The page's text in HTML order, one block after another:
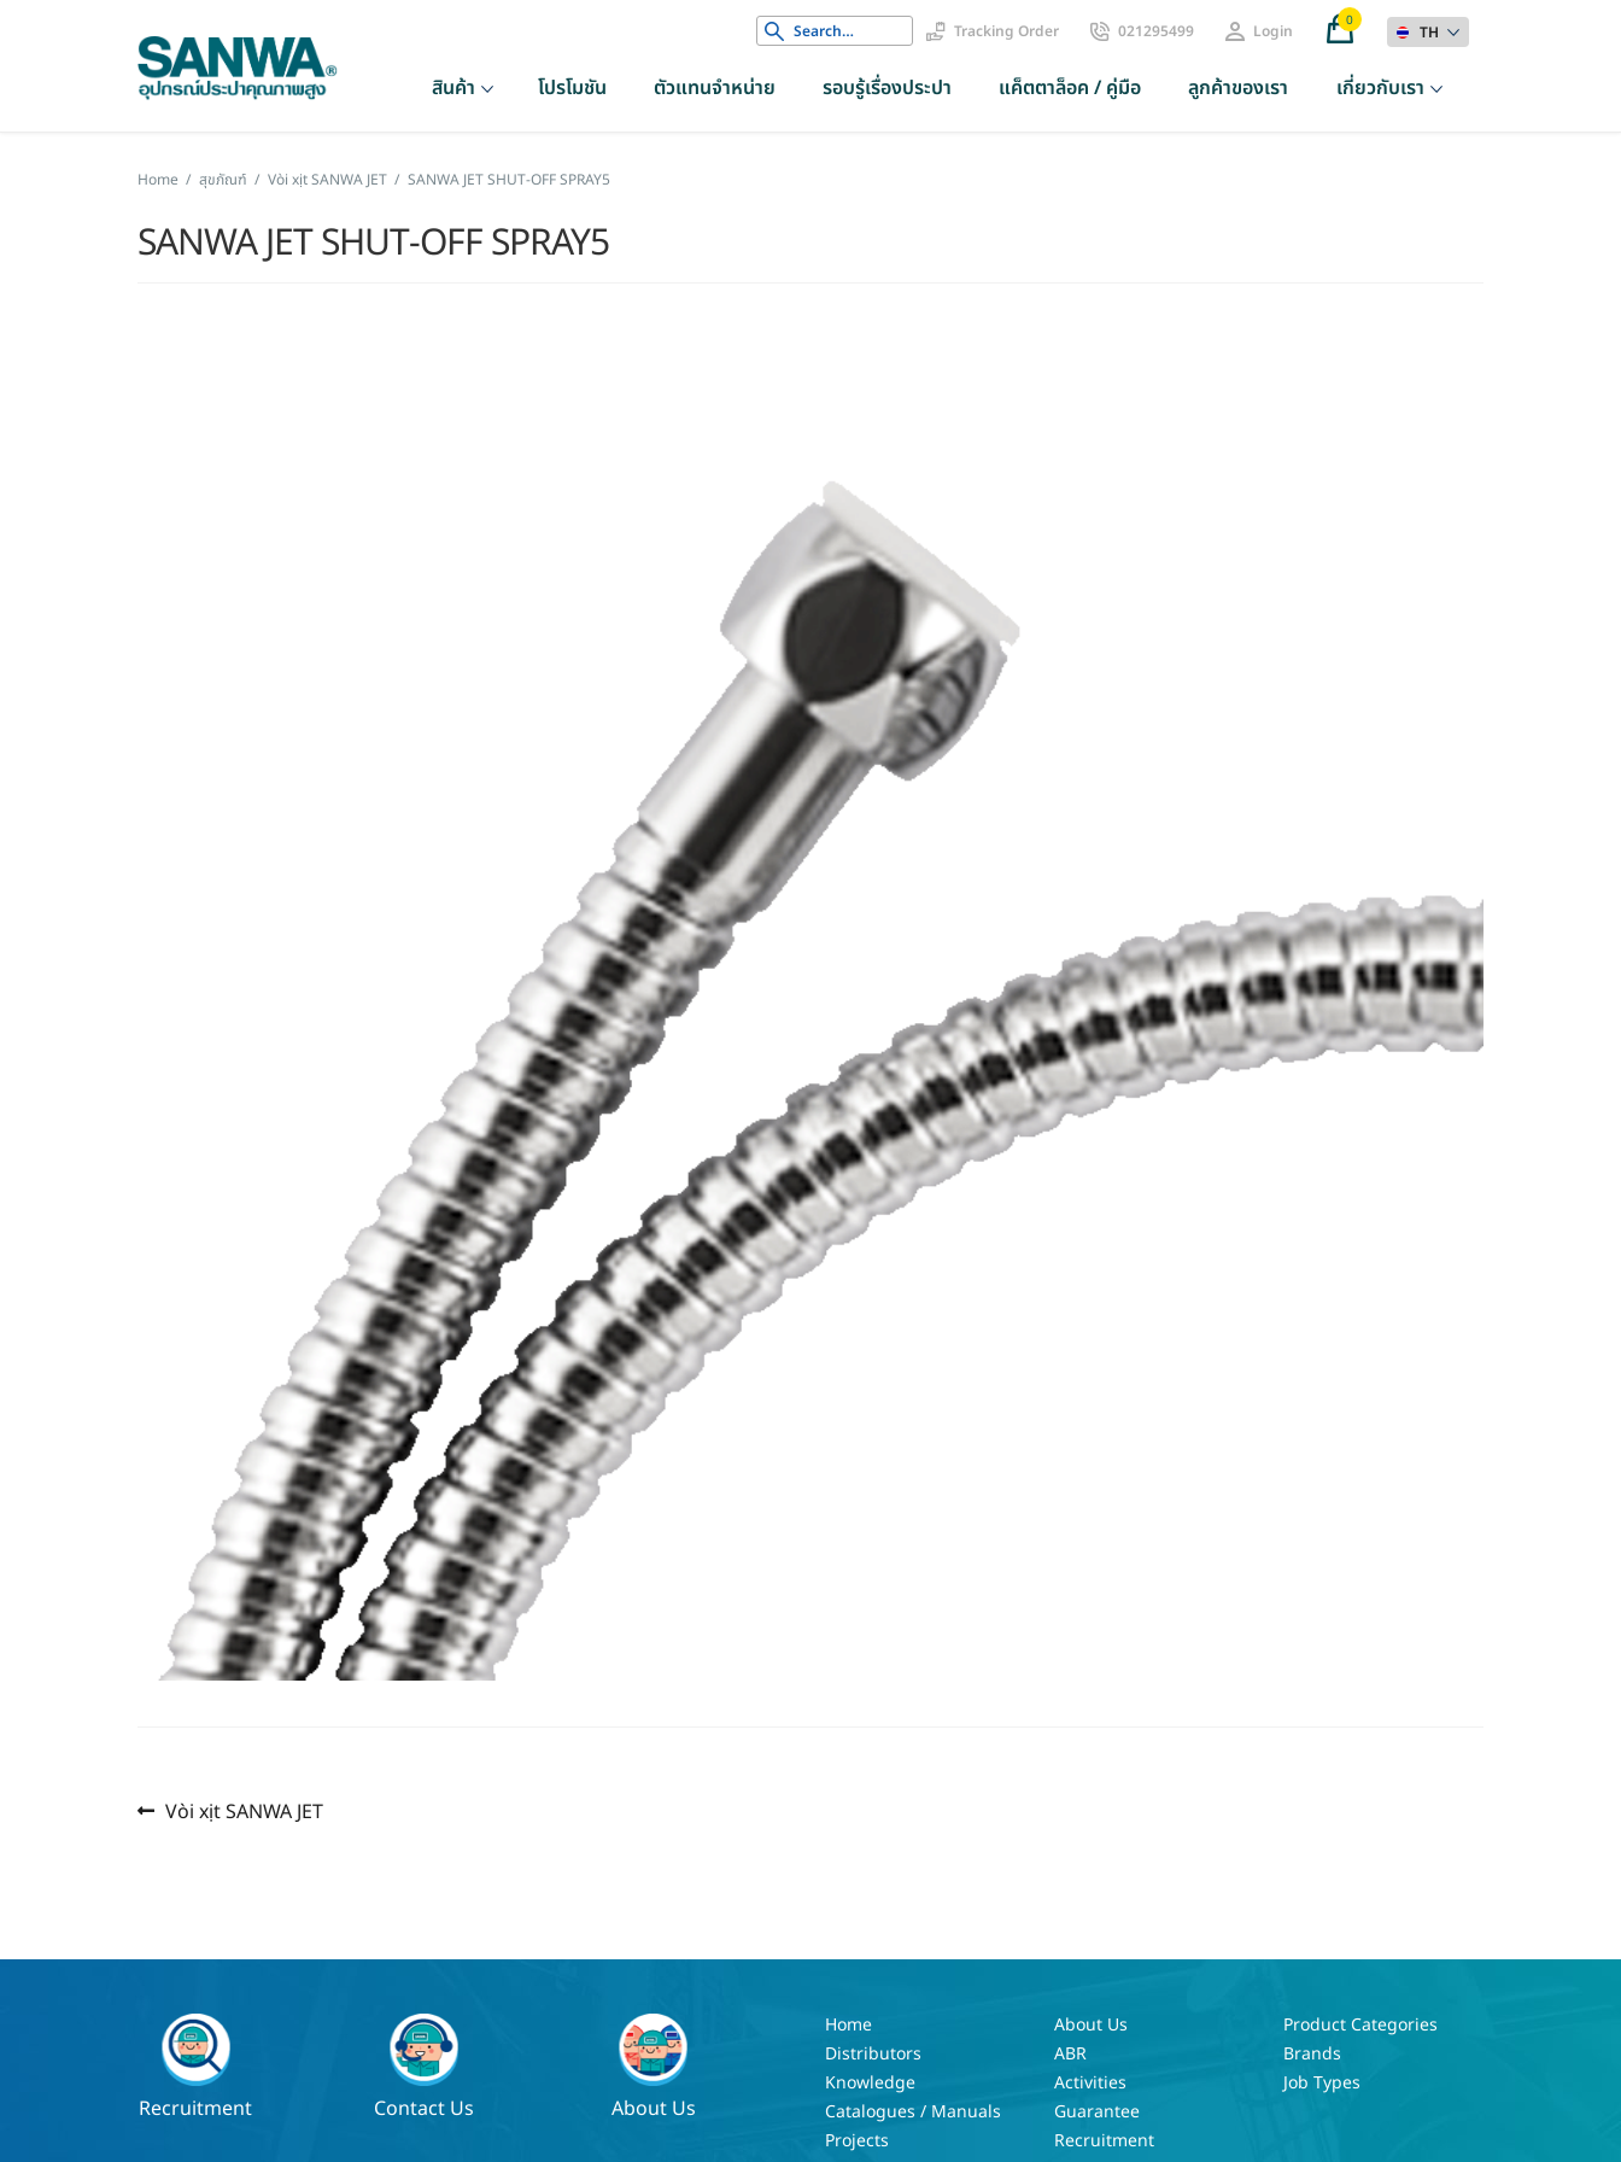
Search
for:
Tracking Order 021295499 Login 0
TH
สินค้า โปรโมชัน ตัวแทนจำหน่าย รอบรู้เรื่องประปา แค็ตตาล็อค / คู่มือ ลูกค้าของเรา เกี่ยวกับเรา
Home / สุขภัณฑ์ / Vòi xịt SANWA JET / SANWA JET SHUT-OFF SPRAY5
SANWA JET SHUT-OFF SPRAY5
แนะแนว
Previous
Vòi xịt SANWA JET
Recruitment Contact Us About Us
Home
Distributors
Knowledge
Catalogues / Manuals
Projects
About Us
ABR
Activities
Guarantee
Recruitment
Product Categories
Brands
Job Types